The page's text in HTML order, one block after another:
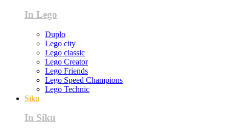
In Lego
Duplo
Lego city
Lego classic
Lego Creator
Lego Friends
Lego Speed Champions
Lego Technic
Siku
In Siku